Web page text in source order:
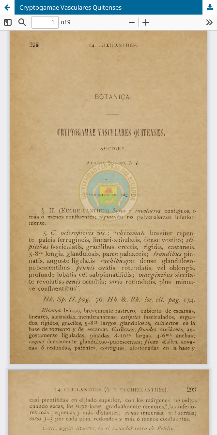
Cryptogamae Vasculares Quitenses